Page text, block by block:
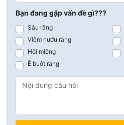
Bạn đang gặp vấn đề gì???
Sâu răng
Viêm nướu răng
Hôi miệng
Ê buốt răng